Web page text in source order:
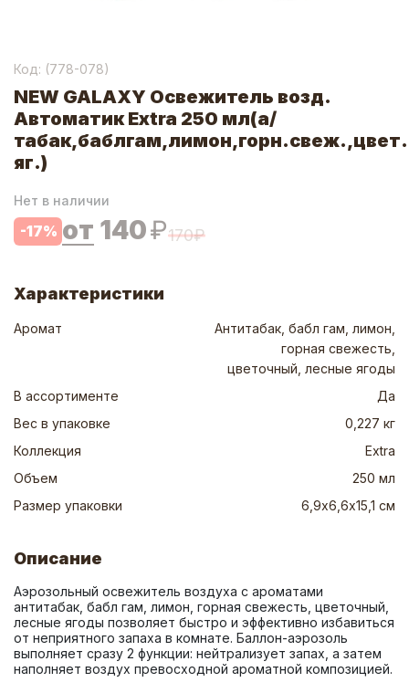
Код: (778-078)
NEW GALAXY Освежитель возд.
Автоматик Extra 250 мл(а/
яг.)
Нет в наличии
-17% от 140₽170₽
Характеристики
Аромат
Антитабак, бабл гам, лимон,
горная свежесть,
цветочный, лесные ягоды
В ассортименте
Да
Вес в упаковке
0,227 кг
Коллекция
Extra
Объем
250 мл
Размер упаковки
6,9х6,6х15,1 см
Описание
Аэрозольный освежитель воздуха с ароматами
антитабак, бабл гам, лимон, горная свежесть, цветочный,
лесные ягоды позволяет быстро и эффективно избавиться
от неприятного запаха в комнате. Баллон-аэрозоль
выполняет сразу 2 функции: нейтрализует запах, а затем
наполняет воздух превосходной ароматной композицией.